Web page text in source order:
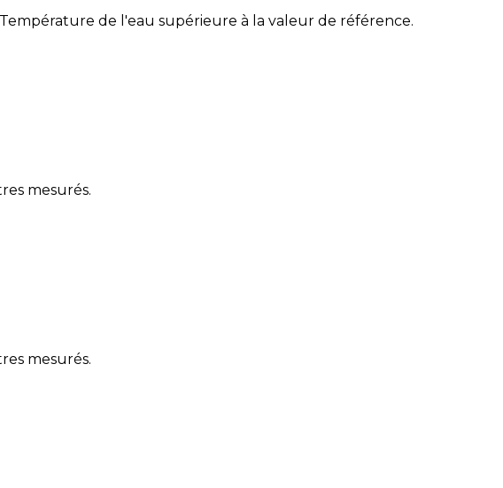
de l'eau supérieure à la valeur de référence.
mesurés.
mesurés.